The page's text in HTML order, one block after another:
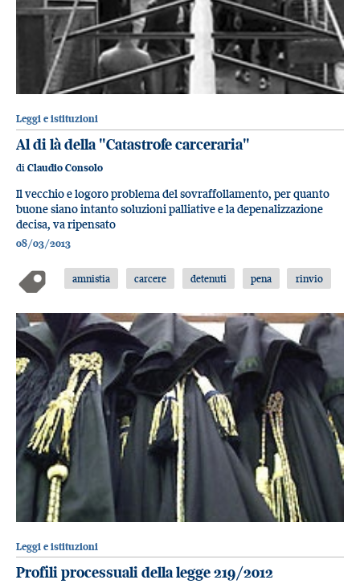
Leggi e istituzioni
Al di là della "Catastrofe carceraria"
di Claudio Consolo
Il vecchio e logoro problema del sovraffollamento, per quanto
buone siano intanto soluzioni palliative e la depenalizzazione
decisa, va ripensato
08/03/2013
amnistia carcere detenuti pena rinvio
Leggi e istituzioni
Profili processuali della legge 219/2012